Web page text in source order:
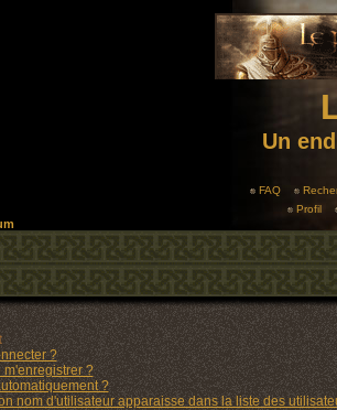
Un
FAQ
Profil
?
?
?
nom d'utilisateur apparaisse dans la liste des